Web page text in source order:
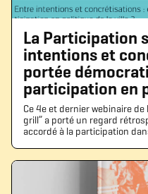
La Participation
intentions et
portée
participation en
Ce 4e et dernier webinaire
grill” a porté un regard
accordé à la participation